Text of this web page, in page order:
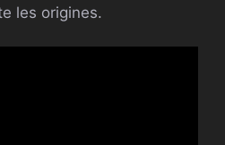
les origines.